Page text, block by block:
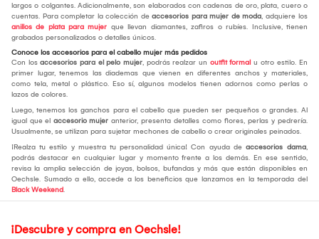
largos o colgantes. Adicionalmente, son elaborados con cadenas de oro, plata, cuero o
cuentas. Para completar la colección de accesorios para mujer de moda, adquiere los
anillos de plata para mujer que llevan diamantes, zafiros o rubíes. Inclusive, tienen
grabados personalizados o detalles únicos.
Conoce los accesorios para el cabello mujer más pedidos
Con los accesorios para el pelo mujer, podrás realzar un outfit formal u otro estilo. En
primer lugar, tenemos las diademas que vienen en diferentes anchos y materiales,
como tela, metal o plástico. Eso sí, algunos modelos tienen adornos como perlas o
lazos de colores.
Luego, tenemos los ganchos para el cabello que pueden ser pequeños o grandes. Al
igual que el accesorio mujer anterior, presenta detalles como flores, perlas y pedrería.
Usualmente, se utilizan para sujetar mechones de cabello o crear originales peinados.
¡Realza tu estilo y muestra tu personalidad única! Con ayuda de accesorios dama,
podrás destacar en cualquier lugar y momento frente a los demás. En ese sentido,
revisa la amplia selección de joyas, bolsos, bufandas y más que están disponibles en
Oechsle. Sumado a ello, accede a los beneficios que lanzamos en la temporada del
Black Weekend.
¡Descubre y compra en Oechsle!